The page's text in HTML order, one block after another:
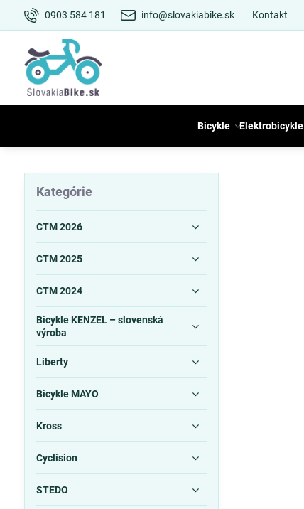
0903 584 181 info@slovakiabike.sk Kontakt
Bicykle Elektrobicykle
Kategórie
CTM 2026
CTM 2025
CTM 2024
Bicykle KENZEL – slovenská
výroba
Liberty
Bicykle MAYO
Kross
Cyclision
STEDO